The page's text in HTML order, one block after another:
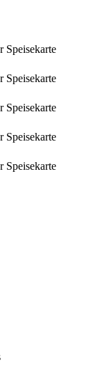
Speisekarte
Speisekarte
Speisekarte
Speisekarte
Speisekarte